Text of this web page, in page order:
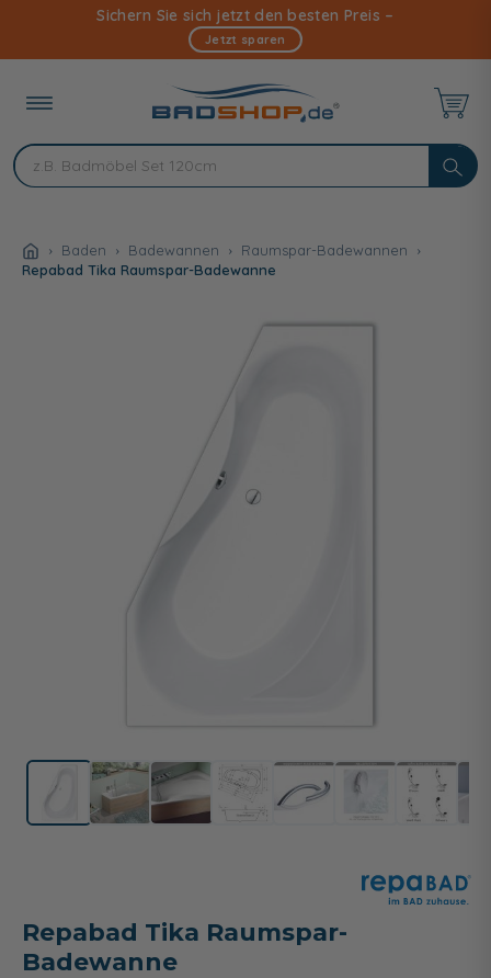
Inhalt
Sichern Sie sich jetzt den besten Preis –
Jetzt sparen
Baden Badewannen
Raumspar-Badewannen
Repabad Tika Raumspar-Badewanne
Repabad Tika Raumspar-
Badewanne